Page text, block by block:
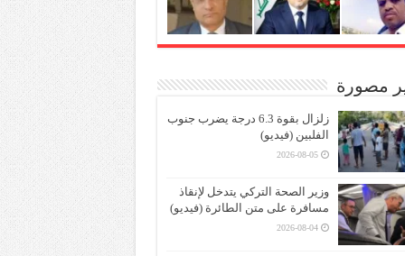
مصورة
زلزال بقوة 6.3 درجة يضرب جنوب
الفلبين (فيديو)
2026-08-05
وزير الصحة التركي يتدخل لإنقاذ
مسافرة على متن الطائرة (فيديو)
2026-08-04